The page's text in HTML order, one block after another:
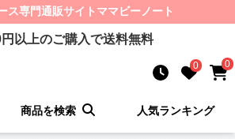
ス専門通販サイト ママビーノート
円以上のご購入で送料無料
0 0
商品を検索 人気ランキング